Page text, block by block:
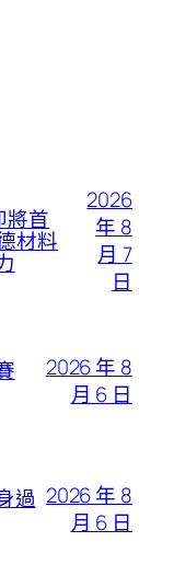
將首
材料
2026
年 8
月 7
日
2026 年 8
月 6 日
過 2026 年 8
月 6 日